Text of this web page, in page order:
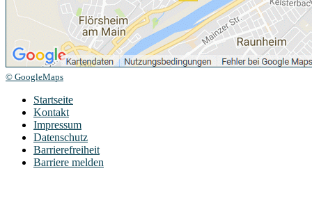
© GoogleMaps
Startseite
Kontakt
Impressum
Datenschutz
Barrierefreiheit
Barriere melden